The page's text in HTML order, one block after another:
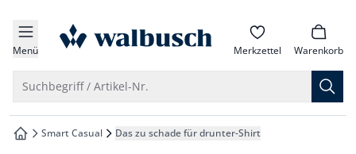
springen
springen
springen
springen
Menü zur Startseite Merkzettel Warenkorb
Suchbegriff / Artikel-Nr.
zur Startseite
Smart Casual Das zu schade für drunter-Shirt